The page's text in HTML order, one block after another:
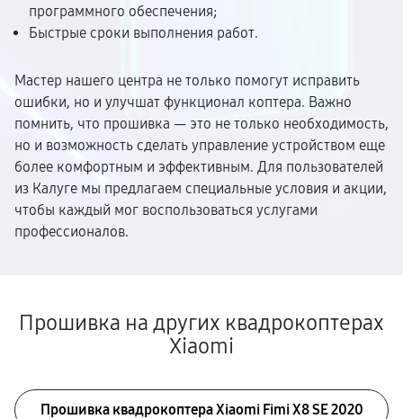
программного обеспечения;
Быстрые сроки выполнения работ.
Мастер нашего центра не только помогут исправить
ошибки, но и улучшат функционал коптера. Важно
помнить, что прошивка — это не только необходимость,
но и возможность сделать управление устройством еще
более комфортным и эффективным. Для пользователей
из Калуге мы предлагаем специальные условия и акции,
чтобы каждый мог воспользоваться услугами
профессионалов.
Прошивка на других квадрокоптерах
Xiaomi
Прошивка квадрокоптера Xiaomi Fimi X8 SE 2020